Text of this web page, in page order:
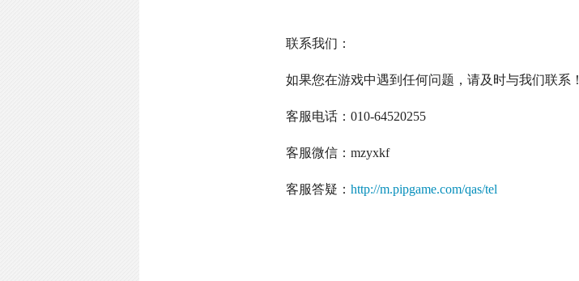
联系我们：
如果您在游戏中遇到任何问题，请及时与我们联系！
客服电话：010-64520255
客服微信：mzyxkf
客服答疑：http://m.pipgame.com/qas/tel